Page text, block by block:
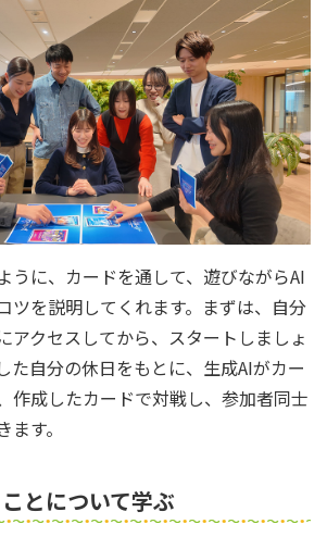
うに、カードを通して、遊びながらAI
ツを説明してくれます。まずは、自分
アクセスしてから、スタートしましょ
た自分の休日をもとに、生成AIがカー
作成したカードで対戦し、参加者同士
す。
とについて学ぶ